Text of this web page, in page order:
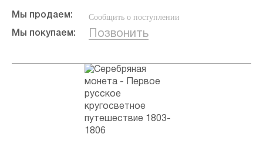
Мы продаем: Сообщить о поступлении
Мы покупаем: Позвонить